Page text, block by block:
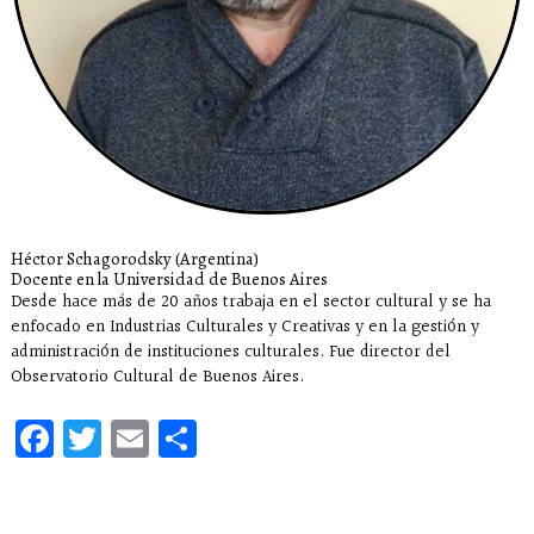
Héctor Schagorodsky (Argentina)
Docente en la Universidad de Buenos Aires
Desde hace más de 20 años trabaja en el sector cultural y se ha
enfocado en Industrias Culturales y Creativas y en la gestión y
administración de instituciones culturales. Fue director del
Observatorio Cultural de Buenos Aires.
Facebook
Twitter
EmailCompartir